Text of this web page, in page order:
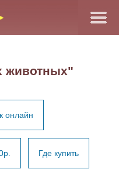
животных"
онлайн
Где купить